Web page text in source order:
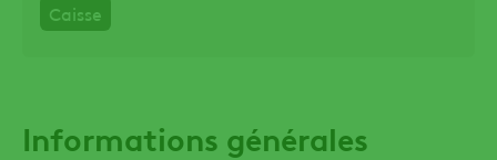
Informations générales
Caisse